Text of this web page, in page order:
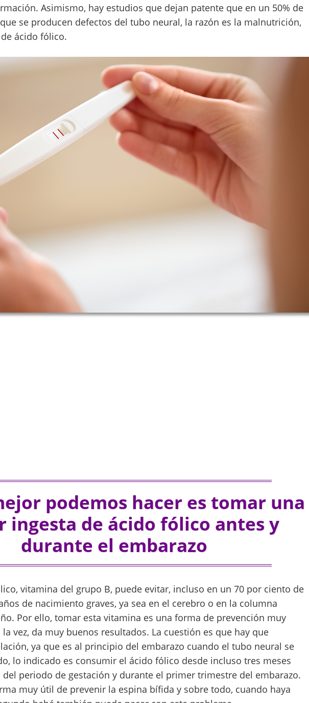
Asimismo, hay estudios que dejan patente que en un 50% de
se producen defectos del tubo neural, la razón es la malnutrición,
ácido fólico.
podemos hacer es tomar una
ingesta de ácido fólico antes y
durante el embarazo
vitamina del grupo B, puede evitar, incluso en un 70 por ciento de
de nacimiento graves, ya sea en el cerebro o en la columna
Por ello, tomar esta vitamina es una forma de prevención muy
vez, da muy buenos resultados. La cuestión es que hay que
ya que es al principio del embarazo cuando el tubo neural se
lo indicado es consumir el ácido fólico desde incluso tres meses
del periodo de gestación y durante el primer trimestre del embarazo.
muy útil de prevenir la espina bífida y sobre todo, cuando haya